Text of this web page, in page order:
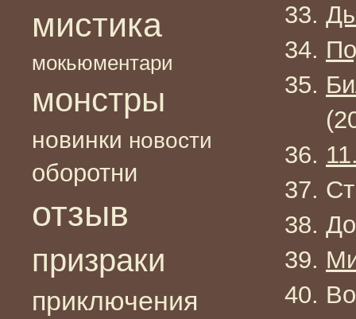
мистика
мокьюментари
монстры
новинки новости
оборотни
отзыв
призраки
приключения